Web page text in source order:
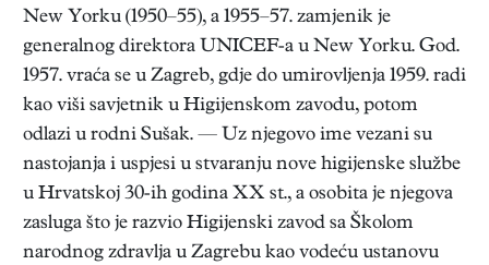
New Yorku (1950–55), a 1955–57. zamjenik je
generalnog direktora UNICEF-a u New Yorku. God.
1957. vraća se u Zagreb, gdje do umirovljenja 1959. radi
kao viši savjetnik u Higijenskom zavodu, potom
odlazi u rodni Sušak. — Uz njegovo ime vezani su
nastojanja i uspjesi u stvaranju nove higijenske službe
u Hrvatskoj 30-ih godina XX st., a osobita je njegova
zasluga što je razvio Higijenski zavod sa Školom
narodnog zdravlja u Zagrebu kao vodeću ustanovu